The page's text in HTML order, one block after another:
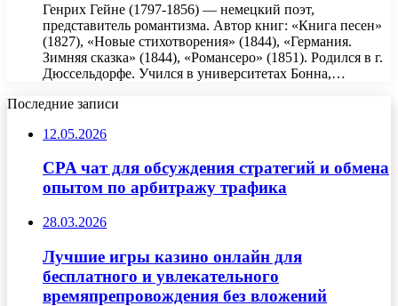
Генрих Гейне (1797-1856) — немецкий поэт,
представитель романтизма. Автор книг: «Книга песен»
(1827), «Новые стихотворения» (1844), «Германия.
Зимняя сказка» (1844), «Романсеро» (1851). Родился в г.
Дюссельдорфе. Учился в университетах Бонна,…
Последние записи
12.05.2026
CPA чат для обсуждения стратегий и обмена
опытом по арбитражу трафика
28.03.2026
Лучшие игры казино онлайн для
бесплатного и увлекательного
времяпрепровождения без вложений